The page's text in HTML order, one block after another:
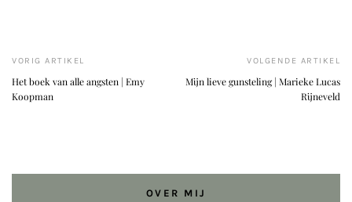
VORIG ARTIKEL
Het boek van alle angsten | Emy
Koopman
VOLGENDE ARTIKEL
Mijn lieve gunsteling | Marieke Lucas
Rijneveld
OVER MIJ